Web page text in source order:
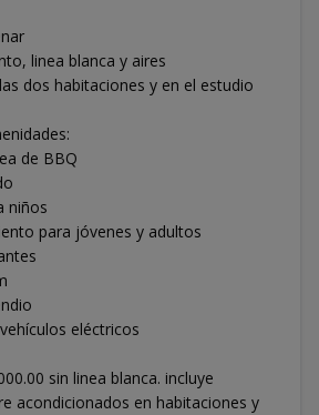
linea blanca y aires
dos habitaciones y en el estudio
de BBQ
niños
para jóvenes y adultos
eléctricos
sin linea blanca. incluye
acondicionados en habitaciones y